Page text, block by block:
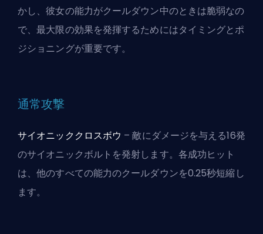
かし、彼女の能力がクールダウン中のときは脆弱なの
で、最大限の効果を発揮するためにはタイミングとポ
ジショニングが重要です。
通常攻撃
サイオニッククロスボウ – 敵にダメージを与える16発
のサイオニックボルトを発射します。各成功ヒット
は、他のすべての能力のクールダウンを0.25秒短縮し
ます。